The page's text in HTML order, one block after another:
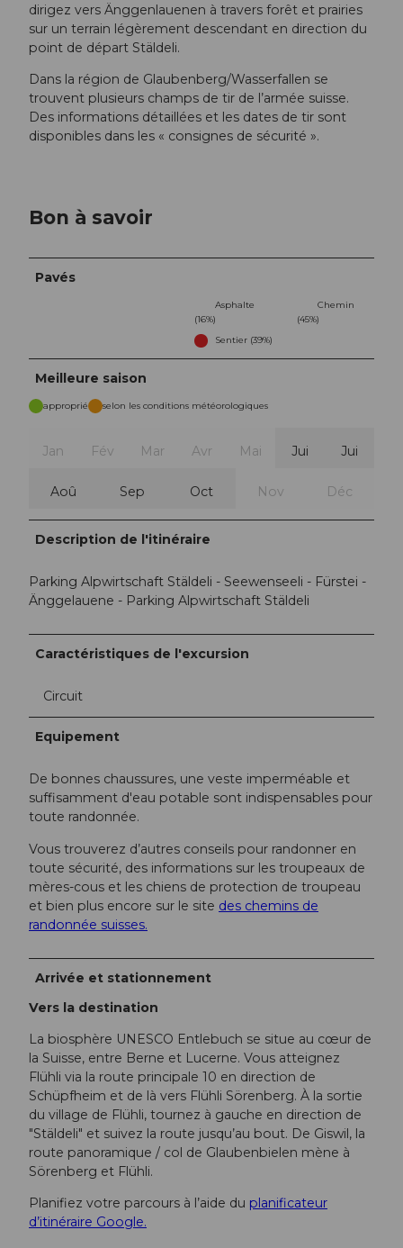
dirigez vers Änggenlauenen à travers forêt et prairies
sur un terrain légèrement descendant en direction du
point de départ Stäldeli.
Dans la région de Glaubenberg/Wasserfallen se
trouvent plusieurs champs de tir de l’armée suisse.
Des informations détaillées et les dates de tir sont
disponibles dans les « consignes de sécurité ».
Bon à savoir
Pavés
Asphalte
(16%)
Chemin
(45%)
Sentier (39%)
Meilleure saison
approprié selon les conditions météorologiques
Jan Fév Mar Avr Mai Jui Jui
Aoû Sep Oct Nov Déc
Description de l'itinéraire
Parking Alpwirtschaft Stäldeli - Seewenseeli - Fürstei -
Änggelauene - Parking Alpwirtschaft Stäldeli
Caractéristiques de l'excursion
Circuit
Equipement
De bonnes chaussures, une veste imperméable et
suffisamment d'eau potable sont indispensables pour
toute randonnée.
Vous trouverez d’autres conseils pour randonner en
toute sécurité, des informations sur les troupeaux de
mères-cous et les chiens de protection de troupeau
et bien plus encore sur le site des chemins de
randonnée suisses.
Arrivée et stationnement
Vers la destination
La biosphère UNESCO Entlebuch se situe au cœur de
la Suisse, entre Berne et Lucerne. Vous atteignez
Flühli via la route principale 10 en direction de
Schüpfheim et de là vers Flühli Sörenberg. À la sortie
du village de Flühli, tournez à gauche en direction de
"Stäldeli" et suivez la route jusqu’au bout. De Giswil, la
route panoramique / col de Glaubenbielen mène à
Sörenberg et Flühli.
Planifiez votre parcours à l’aide du planificateur
d’itinéraire Google.